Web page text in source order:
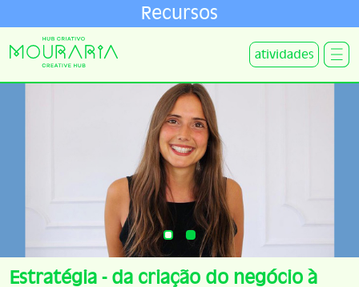
Recursos
atividades
Estratégia - da criação do negócio à